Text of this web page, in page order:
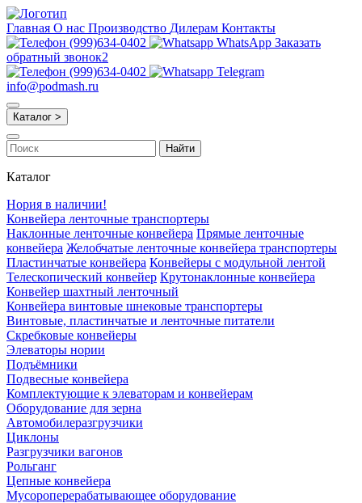
Главная О нас Производство Дилерам Контакты
(999)634-0402
WhatsApp Заказать
обратный звонок2
(999)634-0402
Telegram
info@podmash.ru
Каталог >
Найти
Каталог
Нория в наличии!
Конвейера ленточные транспортеры
Наклонные ленточные конвейера Прямые ленточные
конвейера Желобчатые ленточные конвейера транспортеры
Пластинчатые конвейера Конвейеры с модульной лентой
Телескопический конвейер Крутонаклонные конвейера
Конвейер шахтный ленточный
Конвейера винтовые шнековые транспортеры
Винтовые, пластинчатые и ленточные питатели
Скребковые конвейеры
Элеваторы нории
Подъёмники
Подвесные конвейера
Комплектующие к элеваторам и конвейерам
Оборудование для зерна
Автомобилеразгрузчики
Циклоны
Разгрузчики вагонов
Рольганг
Цепные конвейера
Мусороперерабатывающее оборудование